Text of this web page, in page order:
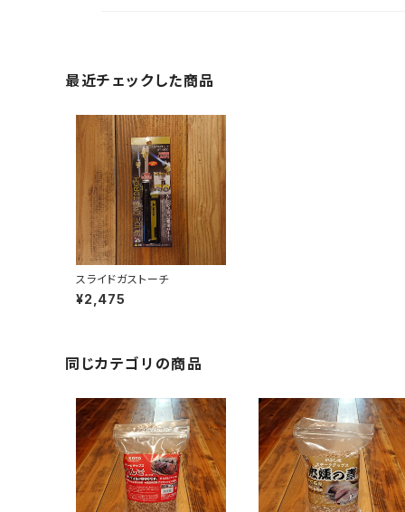
最近チェックした商品
スライドガストーチ
¥2,475
同じカテゴリの商品